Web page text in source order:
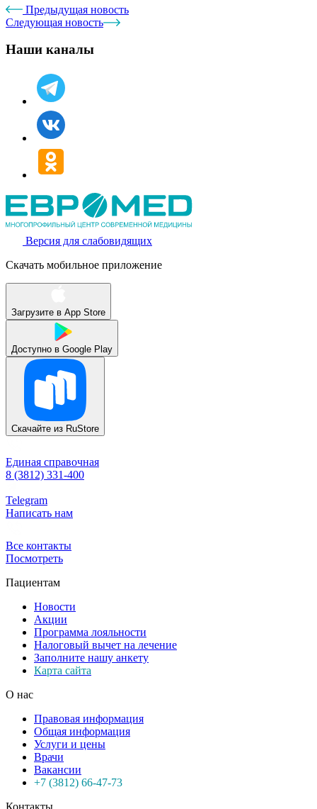
Предыдущая новость
Следующая новость
Наши каналы
Версия для слабовидящих
Скачать мобильное приложение
Загрузите в App Store
Доступно в Google Play
Скачайте из RuStore
Единая справочная
8 (3812) 331-400
Telegram
Написать нам
Все контакты
Посмотреть
Пациентам
Новости
Акции
Программа лояльности
Налоговый вычет на лечение
Заполните нашу анкету
Карта сайта
О нас
Правовая информация
Общая информация
Услуги и цены
Врачи
Вакансии
+7 (3812) 66-47-73
Контакты